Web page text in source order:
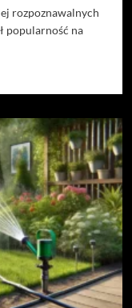
rozpoznawalnych
popularność na